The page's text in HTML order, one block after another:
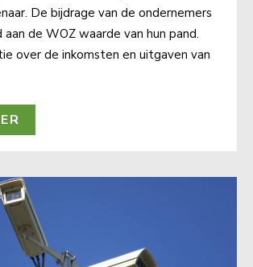
De bijdrage van de ondernemers
de WOZ waarde van hun pand.
over de inkomsten en uitgaven van